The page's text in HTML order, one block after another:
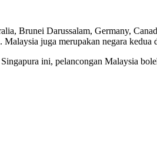
Brunei Darussalam, Germany,
juga merupakan negara
ini, pelancongan Malaysia